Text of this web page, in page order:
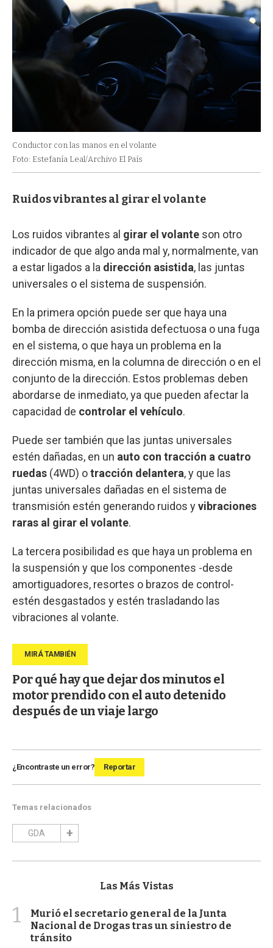
Conductor con las manos en el volante
Foto: Estefanía Leal/Archivo El País
Ruidos vibrantes al girar el volante
Los ruidos vibrantes al girar el volante son otro
indicador de que algo anda mal y, normalmente, van
a estar ligados a la dirección asistida, las juntas
universales o el sistema de suspensión.
En la primera opción puede ser que haya una
bomba de dirección asistida defectuosa o una fuga
en el sistema, o que haya un problema en la
dirección misma, en la columna de dirección o en el
conjunto de la dirección. Estos problemas deben
abordarse de inmediato, ya que pueden afectar la
capacidad de controlar el vehículo.
Puede ser también que las juntas universales
estén dañadas, en un auto con tracción a cuatro
ruedas (4WD) otracción delantera, y que las
juntas universales dañadas en el sistema de
transmisión estén generando ruidos yvibraciones
raras al girar el volante.
La tercera posibilidad es que haya un problema en
la suspensión y que los componentes -desde
amortiguadores, resortes o brazos de control-
estén desgastados y estén trasladando las
vibraciones al volante.
Por qué hay que dejar dos minutos el
motor prendido con el auto detenido
después de un viaje largo
¿Encontraste un error? Reportar
Temas relacionados
GDA
Las Más Vistas
1
Murió el secretario general de la Junta
Nacional de Drogas tras un siniestro de
tránsito